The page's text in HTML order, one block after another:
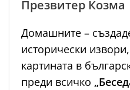
Презвитер Козма
Домашните –
исторически
картината в
преди всичко